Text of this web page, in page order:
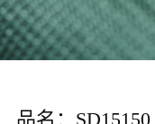
品名：SD15150